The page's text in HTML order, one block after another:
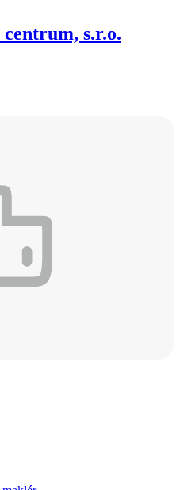
s.r.o.